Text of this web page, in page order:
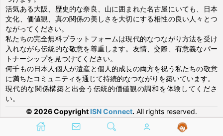
活気ある大阪、歴史的な奈良、山に囲まれた名古屋にいても、日本
文化、価値観、真の関係の美しさを大切にする相性の良い人々とつ
ながってください。
私たちの完全無料プラットフォームは現代的なつながり方法を受け
入れながら伝統的な敬意を尊重します。友情、交際、有意義なパー
トナーシップを見つけてください。
何千もの日本人個人が遺産と個人的成長の両方を祝う私たちの敬意
に満ちたコミュニティを通じて持続的なつながりを築いています。
現代的な関係構築と出会う伝統的価値観の調和を体験してくださ
い。
© 2026 Copyright ISN Connect. All rights reserved.